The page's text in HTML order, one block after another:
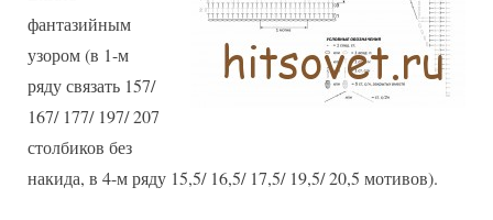
фантазийным
узором (в 1-м
ряду связать 157/
167/ 177/ 197/ 207
столбиков без
накида, в 4-м ряду 15,5/ 16,5/ 17,5/ 19,5/ 20,5 мотивов).